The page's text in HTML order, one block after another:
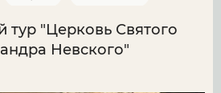
тур "Церковь Святого
Невского"